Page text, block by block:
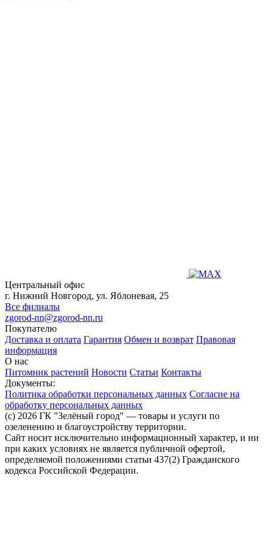
Центральный офис
г. Нижний Новгород, ул. Яблоневая, 25
Все филиалы
zgorod-nn@zgorod-nn.ru
Покупателю
Доставка и оплата Гарантия Обмен и возврат Правовая
информация
О нас
Питомник растений Новости Статьи Контакты
Документы:
Политика обработки персональных данных Согласие на
обработку персональных данных
(c) 2026 ГК "Зелёный город" — товары и услуги по
озеленению и благоустройству территории.
Сайт носит исключительно информационный характер, и ни
при каких условиях не является публичной офертой,
определяемой положениями статьи 437(2) Гражданского
кодекса Российской Федерации.